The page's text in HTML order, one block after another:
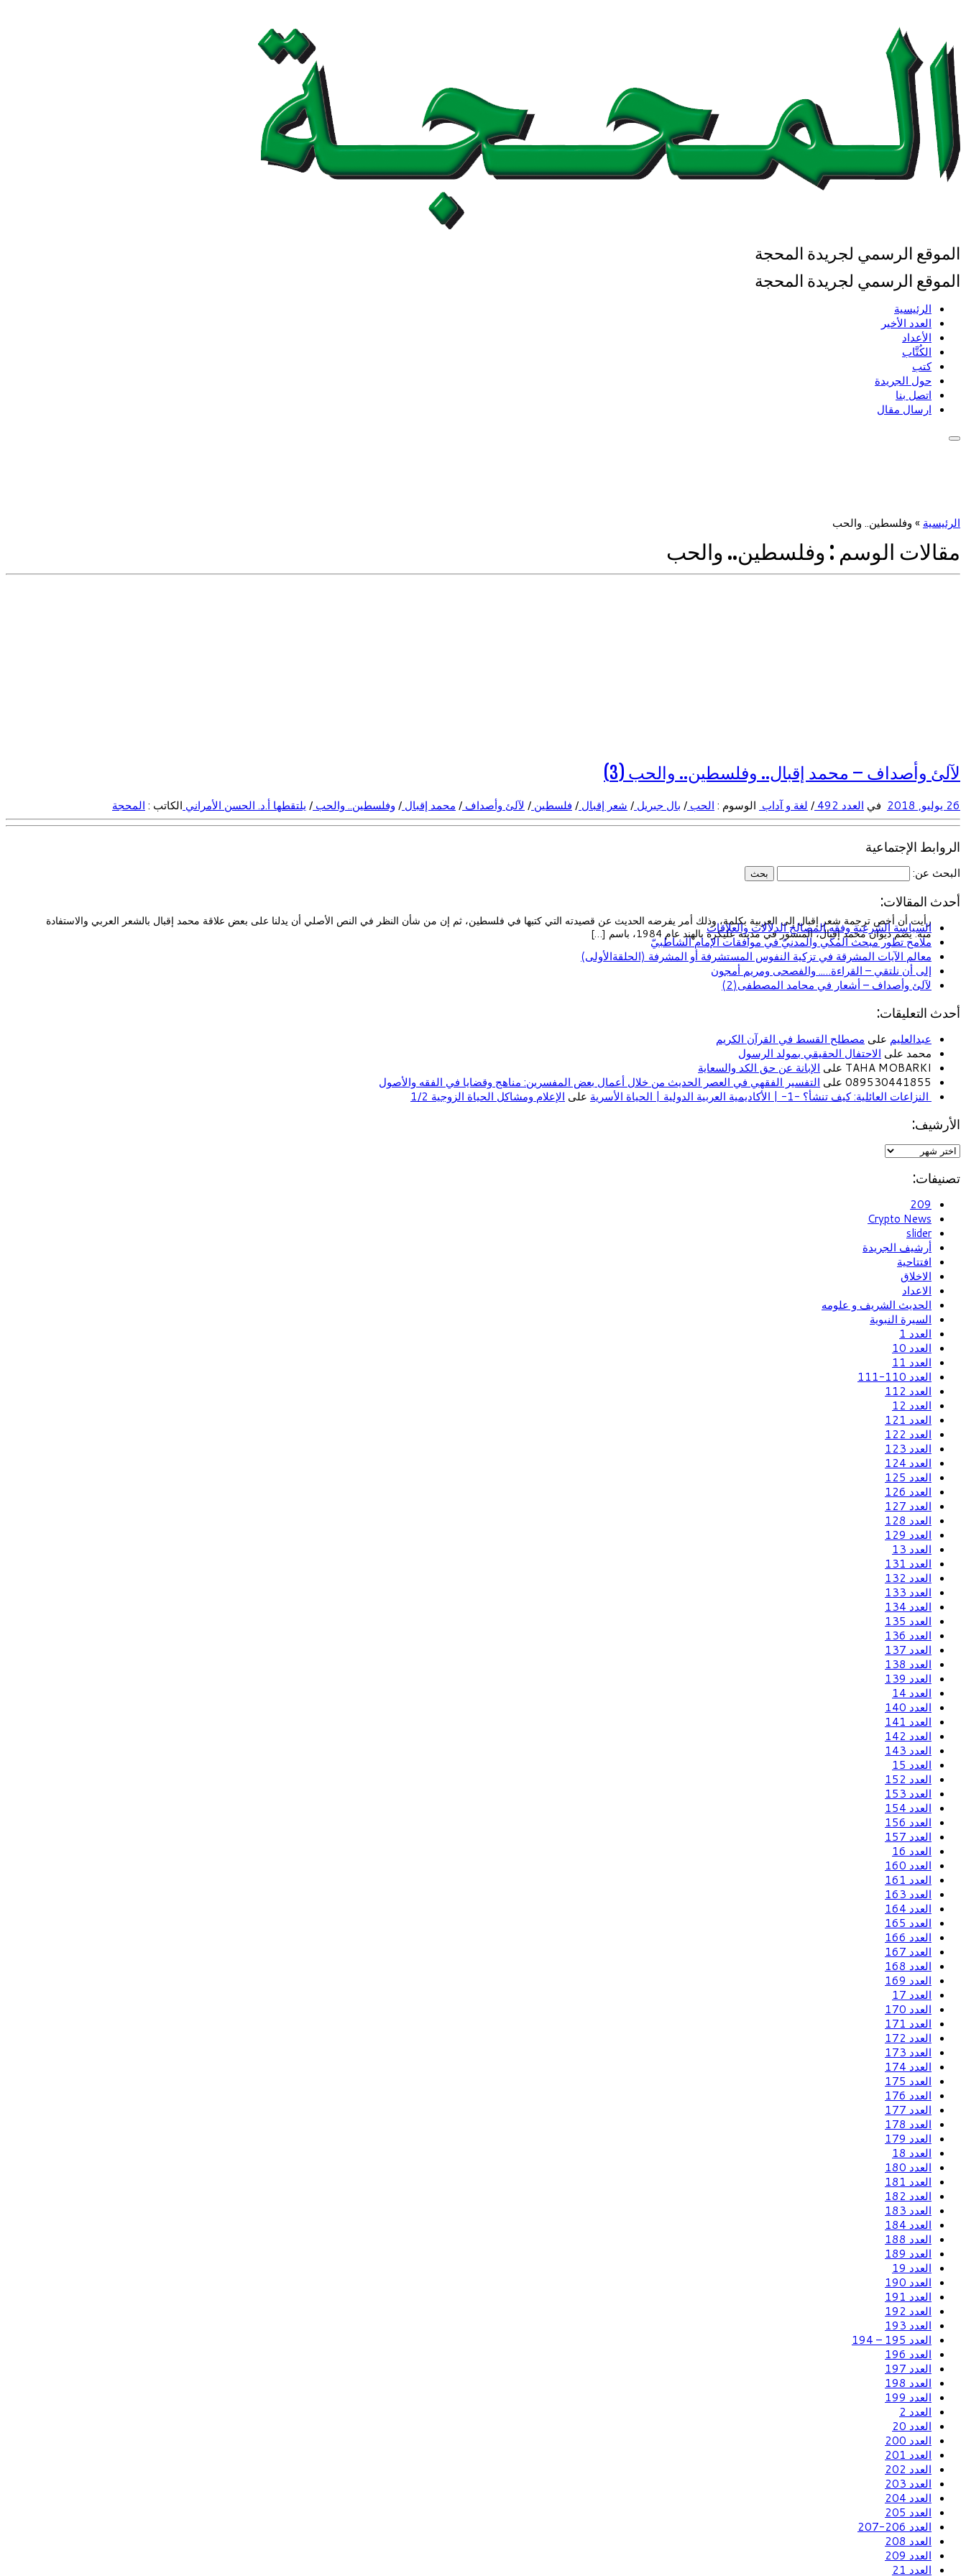
الموقع الرسمي لجريدة المحجة
الموقع الرسمي لجريدة المحجة
الرئيسية
العدد الأخير
الأعداد
الكُتَّاب
كتب
حول الجريدة
اتصل بنا
ارسال مقال
الرئيسية » وفلسطين.. والحب
مقالات الوسم : وفلسطين.. والحب
رأيت أن أخص ترجمة شعر إقبال إلى العربية بكلمة، وذلك أمر يفرضه الحديث عن قصيدته التي كتبها في فلسطين، ثم إن من شأن النظر في النص الأصلي أن يدلنا على بعض علاقة محمد إقبال بالشعر العربي والاستفادة
منه. يضم ديوان محمد إقبال، المنشور في مدينة عليكره بالهند عام 1984، باسم […]
لآلئ وأصداف – محمد إقبال.. وفلسطين.. والحب (3)
26 يوليو, 2018 في العدد 492 / لغة و آداب الوسوم : الحب / بال جبريل / شعر إقبال / فلسطين / لآلئ وأصداف / محمد إقبال / وفلسطين.. والحب / يلتقطها أ.د. الحسن الأمراني الكاتب : المحجة
الروابط الإجتماعية
البحث عن:
أحدث المقالات:
السياسة الشرعية وفقه المصالح الدلالات والعلاقات
ملامح تطور مبحث المكي والمدنيّ في موافقات الإمام الشاطبيّ
معالم الآيات المشرقة في تزكية النفوس المستشرفة أو المشرفة (الحلقةالأولى)
إلى أن نلتقي – القراءة….. والفصحى ومريم أمجون
لآلئ وأصداف – أشعار في محامد المصطفى(2)
أحدث التعليقات:
عبدالعليم على مصطلح القسط في القرآن الكريم
محمد على الاحتفال الحقيقي بمولد الرسول
TAHA MOBARKI على
الإبانة عن حق الكد والسعاية
089530441855 على
التفسير الفقهي في العصر الحديث من خلال أعمال بعض المفسرين: مناهج وقضايا في الفقه والأصول
النزاعات العائلية: كيف تنشأ؟ -1- | الأكاديمية العربية الدولية | الحياة الأسرية
على الإعلام ومشاكل الحياة الزوجية 1/2
الأرشيف:
تصنيفات:
209
Crypto News
slider
أرشيف الجريدة
افتتاحية
الاخلاق
الاعداد
الحديث الشريف و علومه
السيرة النبوية
العدد 1
العدد 10
العدد 11
العدد 110-111
العدد 112
العدد 12
العدد 121
العدد 122
العدد 123
العدد 124
العدد 125
العدد 126
العدد 127
العدد 128
العدد 129
العدد 13
العدد 131
العدد 132
العدد 133
العدد 134
العدد 135
العدد 136
العدد 137
العدد 138
العدد 139
العدد 14
العدد 140
العدد 141
العدد 142
العدد 143
العدد 15
العدد 152
العدد 153
العدد 154
العدد 156
العدد 157
العدد 16
العدد 160
العدد 161
العدد 163
العدد 164
العدد 165
العدد 166
العدد 167
العدد 168
العدد 169
العدد 17
العدد 170
العدد 171
العدد 172
العدد 173
العدد 174
العدد 175
العدد 176
العدد 177
العدد 178
العدد 179
العدد 18
العدد 180
العدد 181
العدد 182
العدد 183
العدد 184
العدد 188
العدد 189
العدد 19
العدد 190
العدد 191
العدد 192
العدد 193
العدد 195 – 194
العدد 196
العدد 197
العدد 198
العدد 199
العدد 2
العدد 20
العدد 200
العدد 201
العدد 202
العدد 203
العدد 204
العدد 205
العدد 206-207
العدد 208
العدد 209
العدد 21